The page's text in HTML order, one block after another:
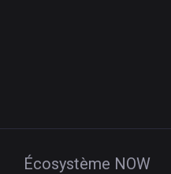
Écosystème NOW